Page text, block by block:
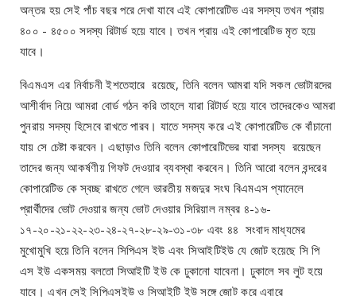
অন্তর হয় সেই পাঁচ বছর পরে দেখা যাবে এই কোপারেটিভ এর সদস্য তখন প্রায়
৪০০ - ৪৫০০ সদস্য রিটার্ড হয়ে যাবে। তখন প্রায় এই কোপারেটিভ মৃত হয়ে
যাবে।
বিএমএস এর নির্বাচনী ইশতেহারে রয়েছে, তিনি বলেন আমরা যদি সকল ভোটারদের
আশীর্বাদ নিয়ে আমরা বোর্ড গঠন করি তাহলে যারা রিটার্ড হয়ে যাবে তাদেরকেও আমরা
পুনরায় সদস্য হিসেবে রাখতে পারব। যাতে সদস্য করে এই কোপারেটিভ কে বাঁচানো
যায় সে চেষ্টা করবেন। এছাড়াও তিনি বলেন কোপারেটিভের যারা সদস্য রয়েছেন
তাদের জন্য আকর্ষণীয় গিফট দেওয়ার ব্যবস্থা করবেন। তিনি আরো বলেন বন্দরের
কোপারেটিভ কে স্বচ্ছ রাখতে গেলে ভারতীয় মজদুর সংঘ বিএমএস প্যানেলে
প্রার্থীদের ভোট দেওয়ার জন্য ভোট দেওয়ার সিরিয়াল নম্বর ৪-১৬-
১৭-২০-২১-২২-২৩-২৪-২৭-২৮-২৯-৩১-৩৮ এবং ৪৪ সংবাদ মাধ্যমের
মুখোমুখি হয়ে তিনি বলেন সিপিএস ইউ এবং সিআইটিইউ যে জোট হয়েছে সি পি
এস ইউ একসময় বলতো সিআইটি ইউ কে ঢুকানো যাবেনা। ঢুকালে সব লুট হয়ে
যাবে। এখন সেই সিপিএসইউ ও সিআইটি ইউ সঙ্গে জোট করে এবারে